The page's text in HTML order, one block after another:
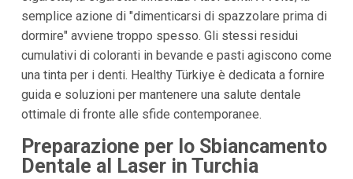
semplice azione di "dimenticarsi di spazzolare prima di
dormire" avviene troppo spesso. Gli stessi residui
cumulativi di coloranti in bevande e pasti agiscono come
una tinta per i denti. Healthy Türkiye è dedicata a fornire
guida e soluzioni per mantenere una salute dentale
ottimale di fronte alle sfide contemporanee.
Preparazione per lo Sbiancamento
Dentale al Laser in Turchia